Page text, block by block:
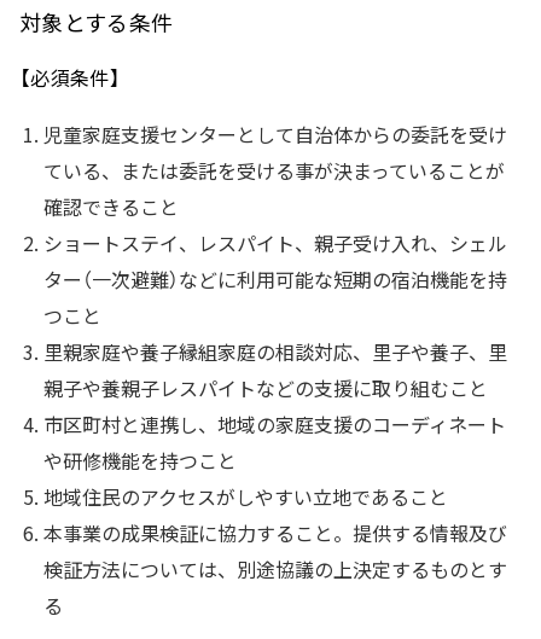
対象とする条件
【必須条件】
児童家庭支援センターとして自治体からの委託を受け
ている、または委託を受ける事が決まっていることが
確認できること
ショートステイ、レスパイト、親子受け入れ、シェル
ター（一次避難）などに利用可能な短期の宿泊機能を持
つこと
里親家庭や養子縁組家庭の相談対応、里子や養子、里
親子や養親子レスパイトなどの支援に取り組むこと
市区町村と連携し、地域の家庭支援のコーディネート
や研修機能を持つこと
地域住民のアクセスがしやすい立地であること
本事業の成果検証に協力すること。提供する情報及び
検証方法については、別途協議の上決定するものとす
る